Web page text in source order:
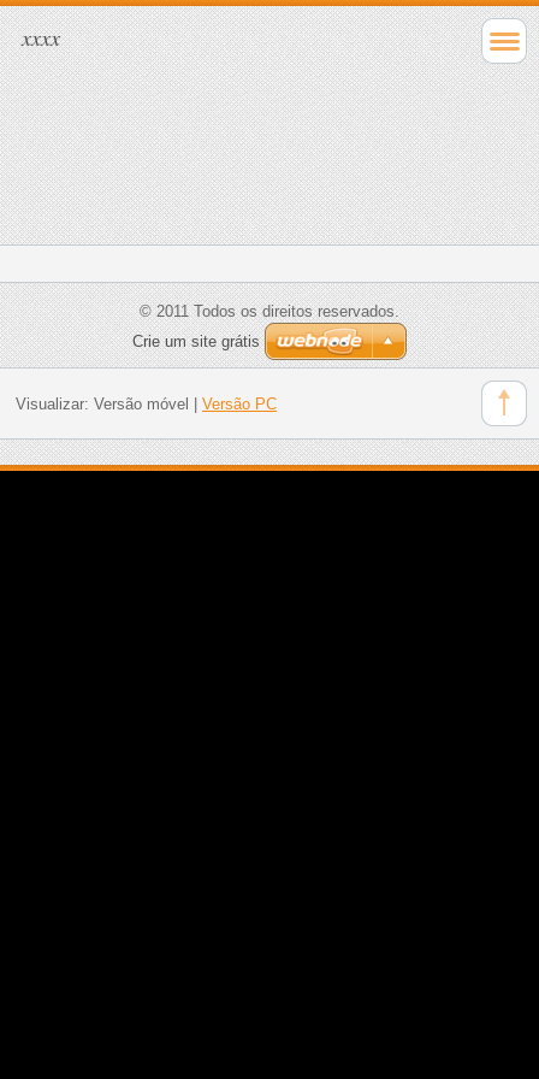
xxxx
© 2011 Todos os direitos reservados.
Crie um site grátis
Visualizar: Versão móvel Versão PC